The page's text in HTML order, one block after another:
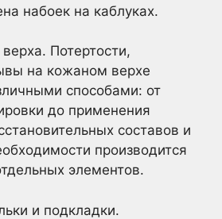
набоек на каблуках.
Потертости,
на кожаном верхе
способами: от
до применения
составов и
производится
элементов.
и подкладки.